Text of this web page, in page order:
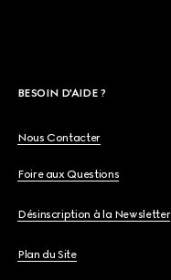
BESOIN D'AIDE ?
Nous Contacter
Foire aux Questions
Désinscription à la Newsletter
Plan du Site